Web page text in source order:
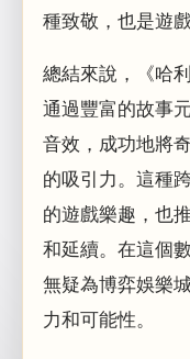
種致敬，也是遊
總結來說，《哈
通過豐富的故事
音效，成功地將
的吸引力。這種
的遊戲樂趣，也
和延續。在這個
無疑為博弈娛樂
力和可能性。